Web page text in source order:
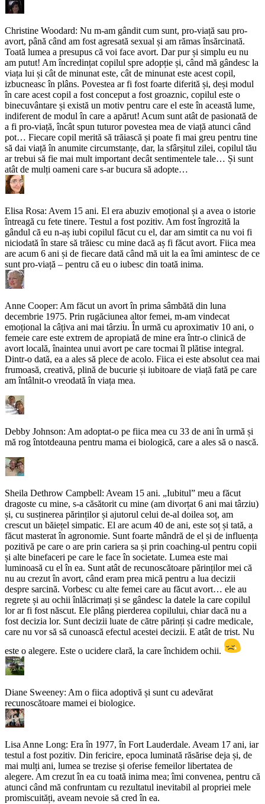
Christine Woodard: Nu m-am gândit cum sunt, pro-viață sau pro-
avort, până când am fost agresată sexual și am rămas însărcinată.
Toată lumea a presupus că voi face avort. Dar pur și simplu eu nu
am putut! Am încredințat copilul spre adopție și, când mă gândesc la
viața lui și cât de minunat este, cât de minunat este acest copil,
izbucneasc în plâns. Povestea ar fi fost foarte diferită și, deși modul
în care acest copil a fost conceput a fost groaznic, copilul este o
binecuvântare și există un motiv pentru care el este în această lume,
indiferent de modul în care a apărut! Acum sunt atât de pasionată de
a fi pro-viață, încât spun tuturor povestea mea de viață atunci când
pot… Fiecare copil merită să trăiască și poate fi mai greu pentru tine
să dai viață în anumite circumstanțe, dar, la sfârșitul zilei, copilul tău
ar trebui să fie mai mult important decât sentimentele tale… Și sunt
atât de mulți oameni care s-ar bucura să adopte…
Elisa Rosa: Avem 15 ani. El era abuziv emoțional și a avea o istorie
întreagă cu fete tinere. Testul a fost pozitiv. Am fost îngrozită la
gândul că eu n-aș iubi copilul făcut cu el, dar am simtit ca nu voi fi
niciodată în stare să trăiesc cu mine dacă aș fi făcut avort. Fiica mea
are acum 6 ani și de fiecare dată când mă uit la ea îmi amintesc de ce
sunt pro-viață – pentru că eu o iubesc din toată inima.
Anne Cooper: Am făcut un avort în prima sâmbătă din luna
decembrie 1975. Prin rugăciunea altor femei, m-am vindecat
emoțional la câțiva ani mai târziu. În urmă cu aproximativ 10 ani, o
femeie care este extrem de apropiată de mine era într-o clinică de
avort locală, înaintea unui avort pe care tocmai îl plătise integral.
Dintr-o dată, ea a ales să plece de acolo. Fiica ei este absolut cea mai
frumoasă, creativă, plină de bucurie și iubitoare de viață fată pe care
am întâlnit-o vreodată în viața mea.
Debby Johnson: Am adoptat-o pe fiica mea cu 33 de ani în urmă și
mă rog întotdeauna pentru mama ei biologică, care a ales să o nască.
Sheila Dethrow Campbell: Aveam 15 ani. „Iubitul” meu a făcut
dragoste cu mine, s-a căsătorit cu mine (am divorțat 6 ani mai târziu)
și, cu susținerea părinților și ajutorul celui de-al doilea soț, am
crescut un băiețel simpatic. El are acum 40 de ani, este soț și tată, a
făcut masterat în agronomie. Sunt foarte mândră de el și de influența
pozitivă pe care o are prin cariera sa și prin coaching-ul pentru copii
și alte binefaceri pe care le face în societate. Lumea este mai
luminoasă cu el în ea. Sunt atât de recunoscătoare părinților mei că
nu au crezut în avort, când eram prea mică pentru a lua decizii
despre sarcină. Vorbesc cu alte femei care au făcut avort… ele au
regrete și au ochii înlăcrimați și se gândesc la datele la care copilul
lor ar fi fost născut. Ele plâng pierderea copilului, chiar dacă nu a
fost decizia lor. Sunt decizii luate de către părinți și cadre medicale,
care nu vor să să cunoască efectul acestei decizii. E atât de trist. Nu
este o alegere. Este o ucidere clară, la care închidem ochii.
Diane Sweeney: Am o fiica adoptivă și sunt cu adevărat
recunoscătoare mamei ei biologice.
Lisa Anne Long: Era în 1977, în Fort Lauderdale. Aveam 17 ani, iar
testul a fost pozitiv. Din fericire, epoca luminată răsărise deja și, de
mai mulți ani, lumea se trezise și oferise femeilor libertatea de
alegere. Am crezut în ea cu toată inima mea; îmi convenea, pentru că
atunci când mă confruntam cu rezultatul inevitabil al propriei mele
promiscuități, aveam nevoie să cred în ea.